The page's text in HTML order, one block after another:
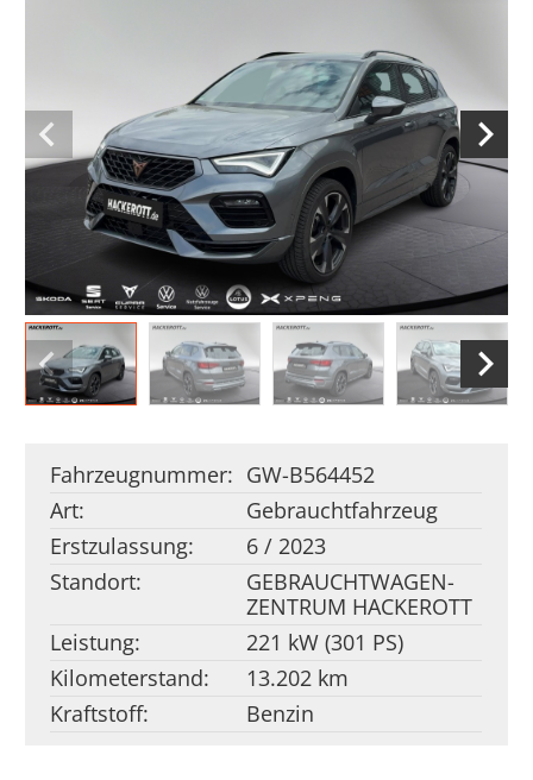
Fahrzeugnummer: GW-B564452
Art:
Gebrauchtfahrzeug
Erstzulassung:
6 / 2023
Standort:
GEBRAUCHT­WAGEN­
ZENTRUM HACKEROTT
Leistung:
221 kW (301 PS)
Kilometerstand:
13.202 km
Kraftstoff:
Benzin